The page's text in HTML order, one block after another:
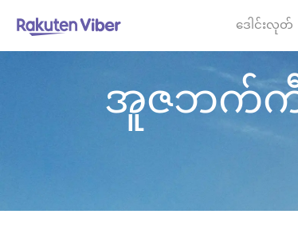
ဒေါင်းလုတ်
အူဇဘက်ကီ